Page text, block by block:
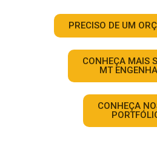
PRECISO DE UM
CONHEÇA MAIS
MT
CONHEÇA